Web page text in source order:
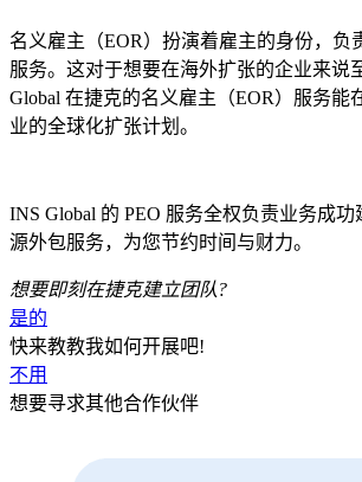
名义雇主（EOR）扮演着雇主的身份，负
服务。这对于想要在海外扩张的企业来说
Global 在捷克的名义雇主（EOR）服务能
业的全球化扩张计划。
INS Global 的 PEO 服务全权负责业务成
源外包服务，为您节约时间与财力。
想要即刻在捷克建立团队?
是的
快来教教我如何开展吧!
不用
想要寻求其他合作伙伴